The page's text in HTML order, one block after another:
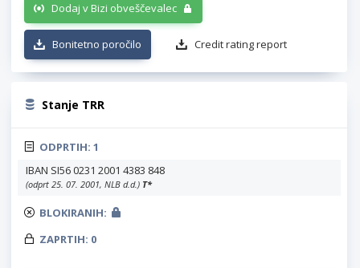
Dodaj v Bizi obveščevalec
Bonitetno poročilo Credit rating report
Stanje TRR
ODPRTIH: 1
IBAN SI56 0231 2001 4383 848
(odprt 25. 07. 2001, NLB d.d.) T*
BLOKIRANIH:
ZAPRTIH: 0